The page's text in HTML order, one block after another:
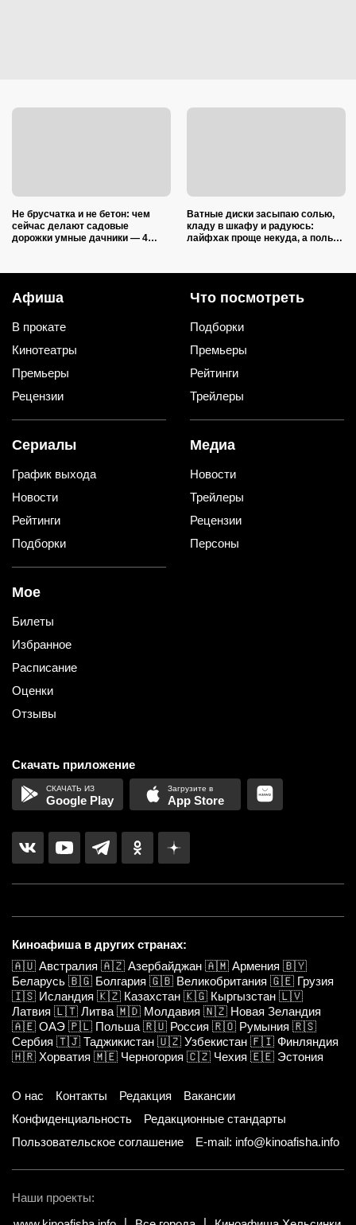
Не брусчатка и не бетон: чем
сейчас делают садовые
дорожки умные дачники — 4
Ватные диски засыпаю солью,
кладу в шкафу и радуюсь:
лайфхак проще некуда, а пользы
Афиша
В прокате
Кинотеатры
Премьеры
Рецензии
Что посмотреть
Подборки
Премьеры
Рейтинги
Трейлеры
Сериалы
График выхода
Новости
Рейтинги
Подборки
Медиа
Новости
Трейлеры
Рецензии
Персоны
Мое
Билеты
Избранное
Расписание
Оценки
Отзывы
Скачать приложение
Google Play App Store
Киноафиша в других странах:
🇦🇺 Австралия 🇦🇿 Азербайджан 🇦🇲 Армения 🇧🇾
Беларусь 🇧🇬 Болгария 🇬🇧 Великобритания 🇬🇪 Грузия
🇮🇸 Исландия 🇰🇿 Казахстан 🇰🇬 Кыргызстан 🇱🇻
Латвия 🇱🇹 Литва 🇲🇩 Молдавия 🇳🇿 Новая Зеландия
🇦🇪 ОАЭ 🇵🇱 Польша 🇷🇺 Россия 🇷🇴 Румыния 🇷🇸
Сербия 🇹🇯 Таджикистан 🇺🇿 Узбекистан 🇫🇮 Финляндия
🇭🇷 Хорватия 🇲🇪 Черногория 🇨🇿 Чехия 🇪🇪 Эстония
О нас Контакты Редакция
Вакансии
Конфиденциальность
Редакционные стандарты
Пользовательское соглашение
E-mail: info@kinoafisha.info
Наши проекты: